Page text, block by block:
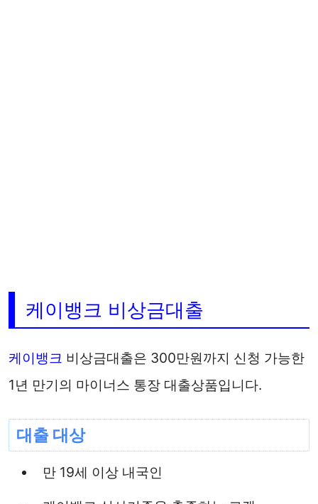
케이뱅크 비상금대출
케이뱅크 비상금대출은 300만원까지 신청 가능한
1년 만기의 마이너스 통장 대출상품입니다.
대출 대상
만 19세 이상 내국인